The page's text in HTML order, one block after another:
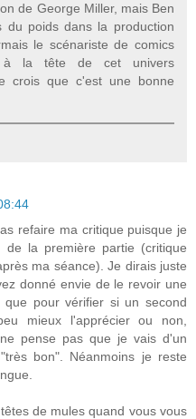
de George Miller, mais Ben
du poids dans la production
le scénariste de comics
la tête de cet univers
crois que c'est une bonne
refaire ma critique puisque je
de la première partie (critique
ma séance). Je dirais juste
donné envie de le revoir une
pour vérifier si un second
mieux l'apprécier ou non,
pense pas que je vais d'un
bon". Néanmoins je reste
de mules quand vous vous